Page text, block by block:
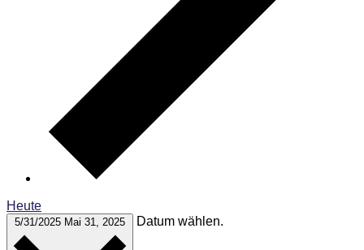
Heute
5/31/2025 Mai 31, 2025 Datum wählen.